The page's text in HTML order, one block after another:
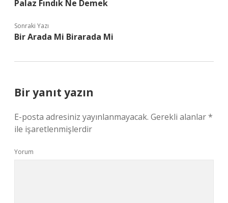
Palaz Fındık Ne Demek
Sonraki Yazı
Bir Arada Mi Birarada Mi
Bir yanıt yazın
E-posta adresiniz yayınlanmayacak. Gerekli alanlar*
ile işaretlenmişlerdir
Yorum